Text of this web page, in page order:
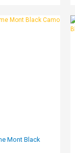
Mont Black